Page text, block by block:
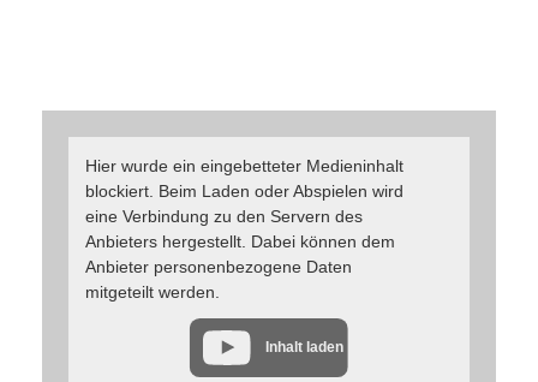
Hier wurde ein eingebetteter Medieninhalt
blockiert. Beim Laden oder Abspielen wird
eine Verbindung zu den Servern des
Anbieters hergestellt. Dabei können dem
Anbieter personenbezogene Daten
mitgeteilt werden.
Inhalt laden